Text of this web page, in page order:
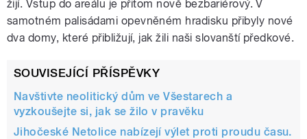
žijí. Vstup do areálu je přitom nově bezbariérový. V
samotném palisádami opevněném hradisku přibyly nové
dva domy, které přibližují, jak žili naši slovanští předkové.
SOUVISEJÍCÍ PŘÍSPĚVKY
Navštivte neolitický dům ve Všestarech a
vyzkoušejte si, jak se žilo v pravěku
Jihočeské Netolice nabízejí výlet proti proudu času.